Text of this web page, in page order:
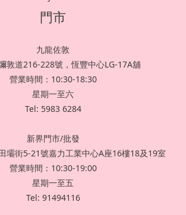
門市
九龍佐敦
敦道216-228號，恆豐中心LG-17A舖
營業時間：10:30-18:30
星期一至六
Tel: 5983 6284
新界門市/批發
壩街5-21號嘉力工業中心A座16樓18及19室
營業時間：10:30-19:00
星期一至五
Tel: 91494116